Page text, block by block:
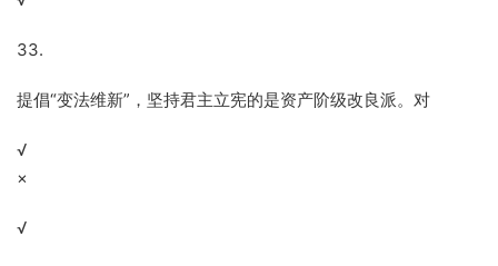
33.
提倡“变法维新”，坚持君主立宪的是资产阶级改良派。对
√
×
√